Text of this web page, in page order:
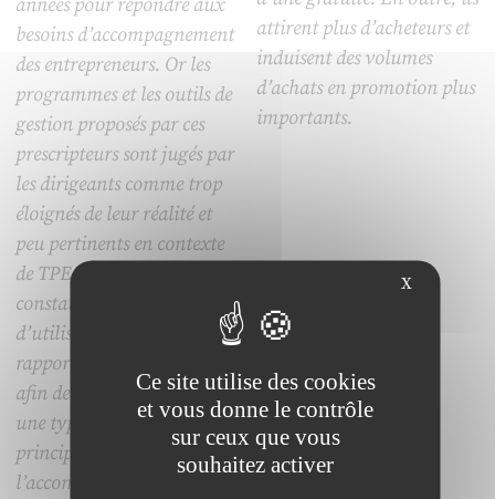
années pour répondre aux
besoins d’accompagnement
des entrepreneurs. Or les
programmes et les outils de
gestion proposés par ces
prescripteurs sont jugés par
les dirigeants comme trop
éloignés de leur réalité et
peu pertinents en contexte
de TPE. Afin d’analyser ce
constat, nous proposons
d’utiliser le concept de «
rapport de prescription »
afin de dresser d’une part
une typologie des
principales figures de
l’accompagnement, et
attirent plus d’acheteurs et
induisent des volumes
d’achats en promotion plus
importants.
X
Ce site utilise des cookies
et vous donne le contrôle
sur ceux que vous
souhaitez activer